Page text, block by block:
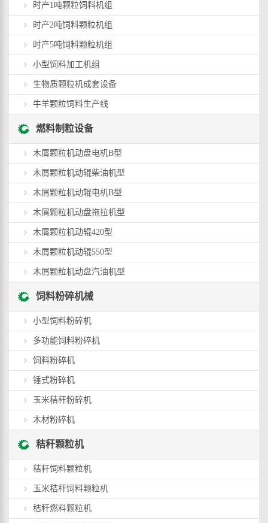
时产1吨颗粒饲料机组
时产2吨饲料颗粒机组
时产5吨饲料颗粒机组
小型饲料加工机组
生物质颗粒机成套设备
牛羊颗粒饲料生产线
燃料制粒设备
木屑颗粒机动盘电机B型
木屑颗粒机动辊柴油机型
木屑颗粒机动辊电机B型
木屑颗粒机动盘拖拉机型
木屑颗粒机动辊420型
木屑颗粒机动辊550型
木屑颗粒机动盘汽油机型
饲料粉碎机械
小型饲料粉碎机
多功能饲料粉碎机
饲料粉碎机
锤式粉碎机
玉米秸秆粉碎机
木材粉碎机
秸秆颗粒机
秸秆饲料颗粒机
玉米秸秆饲料颗粒机
秸秆燃料颗粒机